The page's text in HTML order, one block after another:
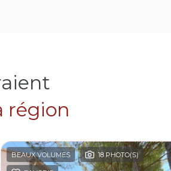
région
BEAUX VOLUMES 18 PHOTO(S)